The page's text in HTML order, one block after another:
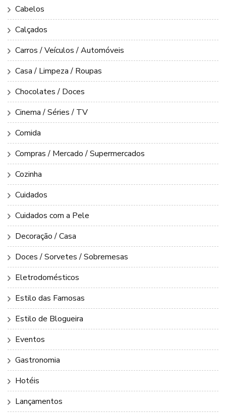
Cabelos
Calçados
Carros / Veículos / Automóveis
Casa / Limpeza / Roupas
Chocolates / Doces
Cinema / Séries / TV
Comida
Compras / Mercado / Supermercados
Cozinha
Cuidados
Cuidados com a Pele
Decoração / Casa
Doces / Sorvetes / Sobremesas
Eletrodomésticos
Estilo das Famosas
Estilo de Blogueira
Eventos
Gastronomia
Hotéis
Lançamentos